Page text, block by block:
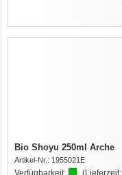
Bio Shoyu 250ml Arche
Artikel-Nr.: 1955021E
Verfügbarkeit: (Lieferzeit: